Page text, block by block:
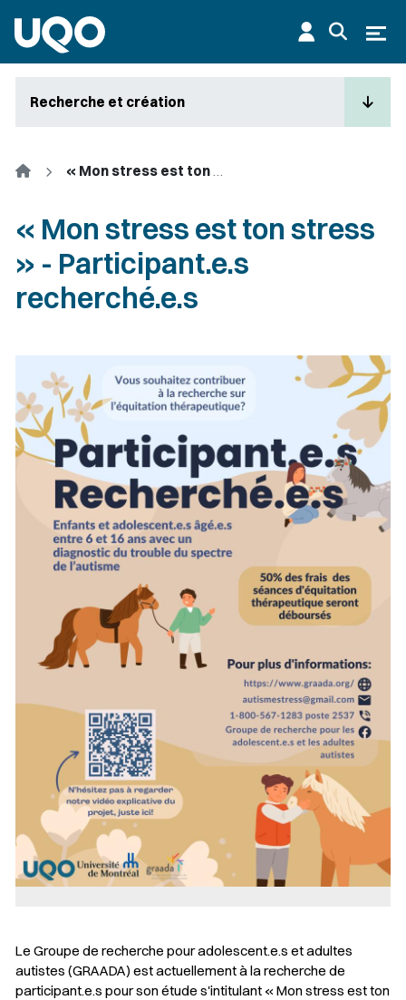
Recherche et création
Accueil « Mon stress est ton stress » - Participant.e.s recherché.e.s
« Mon stress est ton stress
» - Participant.e.s
recherché.e.s
Le Groupe de recherche pour adolescent.e.s et adultes
autistes (GRAADA) est actuellement à la recherche de
participant.e.s pour son étude s'intitulant « Mon stress est ton